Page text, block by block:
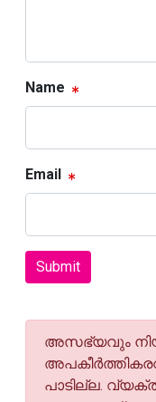
Name
Email
Submit
അസഭ്യവും
പാടില്ല.